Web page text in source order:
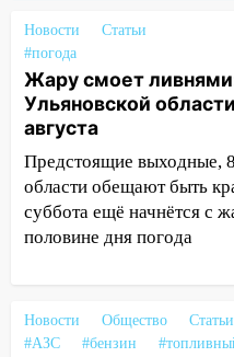
случайно задушил
приговор
11:38 В
полностью
сарай
11:38 В Госдуме
ЕГЭ с 2027 года
11:25
В
11:20 Ульяновская
Новости
Статьи
#погода
Жару смоет
Ульяновской
августа
Предстоящие выходные,
области обещают быть
суббота ещё начнётся с
половине дня погода
Новости Общество
Статьи
#АЗС
#бензин